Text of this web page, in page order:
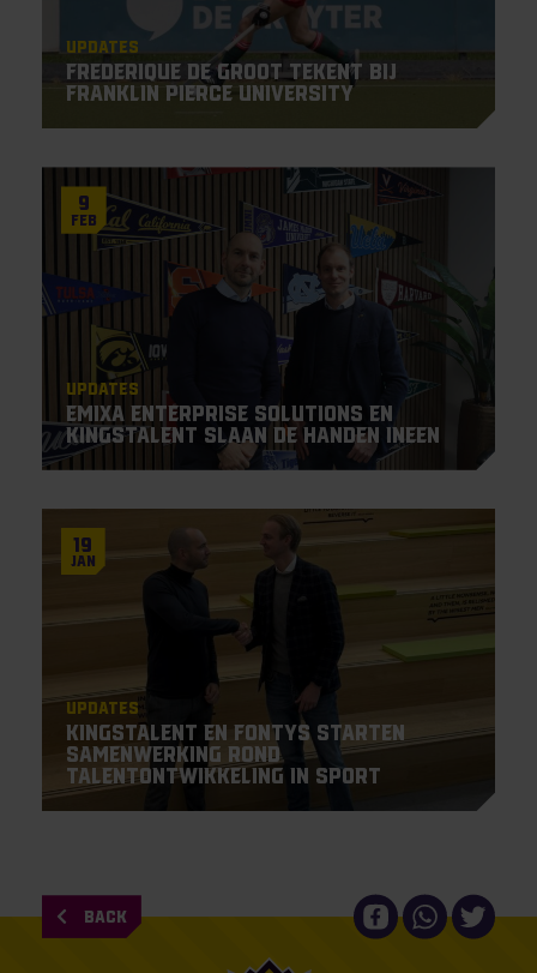
Updates
Frederique De Groot tekent bij
Franklin Pierce University
9
Feb
Updates
Emixa Enterprise Solutions en
KingsTalent slaan de handen ineen
19
Jan
Updates
KingsTalent en Fontys starten
samenwerking rond
talentontwikkeling in sport
BACK